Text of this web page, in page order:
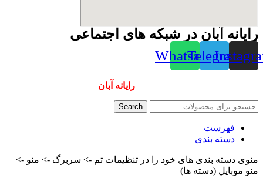
رایانه آبان در شبکه های اجتماعی
Telegram
Whatsapp
رایانه آبان
Search
فهرست
دسته بندی
منوی دسته بندی های خود را در تنظیمات تم -> سربرگ -> منو ->
منو موبایل (دسته ها)